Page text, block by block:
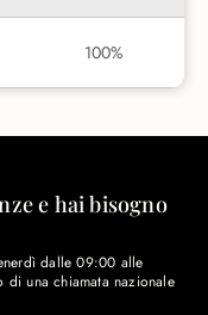
100%
e hai bisogno
dalle 09:00 alle
una chiamata nazionale